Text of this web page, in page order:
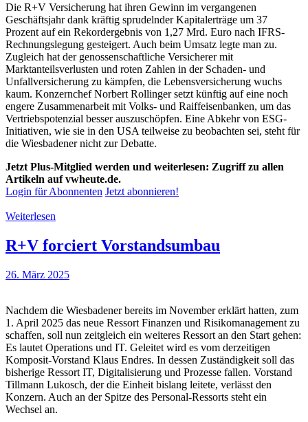
Die R+V Versicherung hat ihren Gewinn im vergangenen
Geschäftsjahr dank kräftig sprudelnder Kapitalerträge um 37
Prozent auf ein Rekordergebnis von 1,27 Mrd. Euro nach IFRS-
Rechnungslegung gesteigert. Auch beim Umsatz legte man zu.
Zugleich hat der genossenschaftliche Versicherer mit
Marktanteilsverlusten und roten Zahlen in der Schaden- und
Unfallversicherung zu kämpfen, die Lebensversicherung wuchs
kaum. Konzernchef Norbert Rollinger setzt künftig auf eine noch
engere Zusammenarbeit mit Volks- und Raiffeisenbanken, um das
Vertriebspotenzial besser auszuschöpfen. Eine Abkehr von ESG-
Initiativen, wie sie in den USA teilweise zu beobachten sei, steht für
die Wiesbadener nicht zur Debatte.
Jetzt Plus-Mitglied werden und weiterlesen: Zugriff zu allen
Artikeln auf vwheute.de.
Login für Abonnenten Jetzt abonnieren!
Weiterlesen
R+V forciert Vorstandsumbau
26. März 2025
Nachdem die Wiesbadener bereits im November erklärt hatten, zum
1. April 2025 das neue Ressort Finanzen und Risikomanagement zu
schaffen, soll nun zeitgleich ein weiteres Ressort an den Start gehen:
Es lautet Operations und IT. Geleitet wird es vom derzeitigen
Komposit-Vorstand Klaus Endres. In dessen Zuständigkeit soll das
bisherige Ressort IT, Digitalisierung und Prozesse fallen. Vorstand
Tillmann Lukosch, der die Einheit bislang leitete, verlässt den
Konzern. Auch an der Spitze des Personal-Ressorts steht ein
Wechsel an.